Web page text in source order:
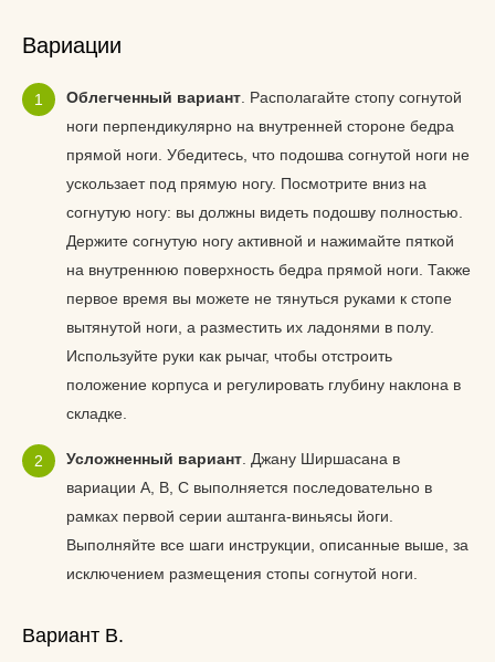
Вариации
Облегченный вариант . Располагайте стопу согнутой
ноги перпендикулярно на внутренней стороне бедра
прямой ноги. Убедитесь, что подошва согнутой ноги не
ускользает под прямую ногу. Посмотрите вниз на
согнутую ногу: вы должны видеть подошву полностью.
Держите согнутую ногу активной и нажимайте пяткой
на внутреннюю поверхность бедра прямой ноги. Также
первое время вы можете не тянуться руками к стопе
вытянутой ноги, а разместить их ладонями в полу.
Используйте руки как рычаг, чтобы отстроить
положение корпуса и регулировать глубину наклона в
складке.
Усложненный вариант . Джану Ширшасана в
вариации A, B, C выполняется последовательно в
рамках первой серии аштанга-виньясы йоги.
Выполняйте все шаги инструкции, описанные выше, за
исключением размещения стопы согнутой ноги.
Вариант B.